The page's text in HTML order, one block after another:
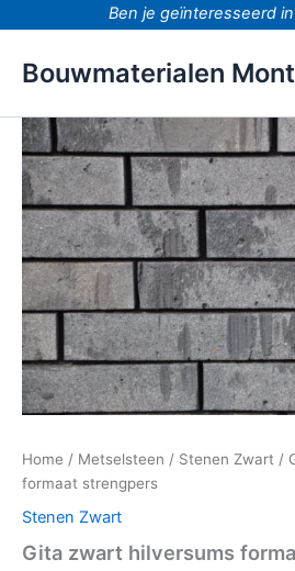
Ben je geïnteresseerd in
Bouwmaterialen
Home / Metselsteen / Stenen Zwart /
formaat strengpers
Stenen Zwart
Gita zwart hilversums
Gita
zwart
hilversums
formaat
strengpers
aantal